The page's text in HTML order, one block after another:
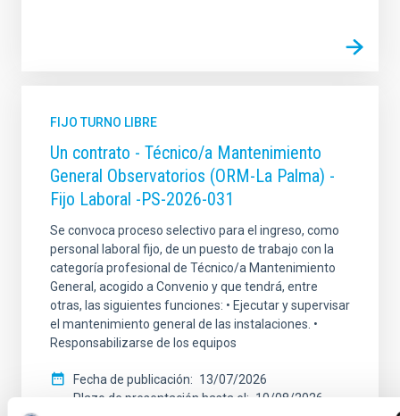
FIJO TURNO LIBRE
Un contrato - Técnico/a Mantenimiento
General Observatorios (ORM-La Palma) -
Fijo Laboral -PS-2026-031
Se convoca proceso selectivo para el ingreso, como
personal laboral fijo, de un puesto de trabajo con la
categoría profesional de Técnico/a Mantenimiento
General, acogido a Convenio y que tendrá, entre
otras, las siguientes funciones: • Ejecutar y supervisar
el mantenimiento general de las instalaciones. •
Responsabilizarse de los equipos
Fecha de publicación
13/07/2026
Plazo de presentación hasta el
10/08/2026